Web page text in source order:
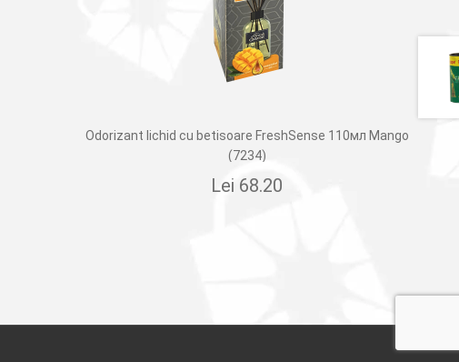
Odorizant lichid cu betisoare FreshSense 110мл Mango
(7234)
Lei 68.20